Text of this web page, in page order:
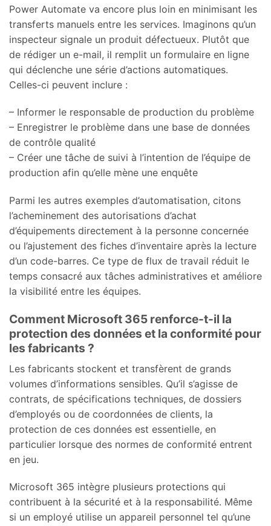
Power Automate va encore plus loin en minimisant les
transferts manuels entre les services. Imaginons qu’un
inspecteur signale un produit défectueux. Plutôt que
de rédiger un e-mail, il remplit un formulaire en ligne
qui déclenche une série d’actions automatiques.
Celles-ci peuvent inclure :
– Informer le responsable de production du problème
– Enregistrer le problème dans une base de données
de contrôle qualité
– Créer une tâche de suivi à l’intention de l’équipe de
production afin qu’elle mène une enquête
Parmi les autres exemples d’automatisation, citons
l’acheminement des autorisations d’achat
d’équipements directement à la personne concernée
ou l’ajustement des fiches d’inventaire après la lecture
d’un code-barres. Ce type de flux de travail réduit le
temps consacré aux tâches administratives et améliore
la visibilité entre les équipes.
Comment Microsoft 365 renforce-t-il la
protection des données et la conformité pour
les fabricants ?
Les fabricants stockent et transfèrent de grands
volumes d’informations sensibles. Qu’il s’agisse de
contrats, de spécifications techniques, de dossiers
d’employés ou de coordonnées de clients, la
protection de ces données est essentielle, en
particulier lorsque des normes de conformité entrent
en jeu.
Microsoft 365 intègre plusieurs protections qui
contribuent à la sécurité et à la responsabilité. Même
si un employé utilise un appareil personnel tel qu’une